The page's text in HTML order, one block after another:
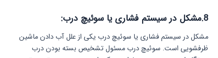
8.مشکل در سیستم فشاری یا سوئیچ درب:
مشکل در سیستم فشاری یا سوئیچ درب یکی از علل آب دادن ماشین
ظرفشویی است. سوئیچ درب مسئول تشخیص بسته بودن درب